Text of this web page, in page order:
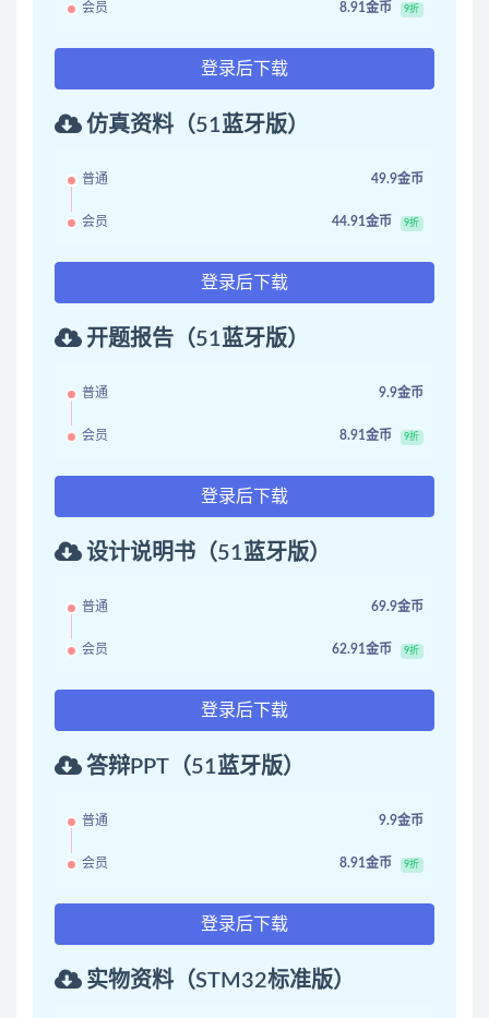
会员 8.91金币 9折
登录后下载
仿真资料（51蓝牙版）
普通 49.9金币
会员 44.91金币 9折
登录后下载
开题报告（51蓝牙版）
普通 9.9金币
会员 8.91金币 9折
登录后下载
设计说明书（51蓝牙版）
普通 69.9金币
会员 62.91金币 9折
登录后下载
答辩PPT（51蓝牙版）
普通 9.9金币
会员 8.91金币 9折
登录后下载
实物资料（STM32标准版）